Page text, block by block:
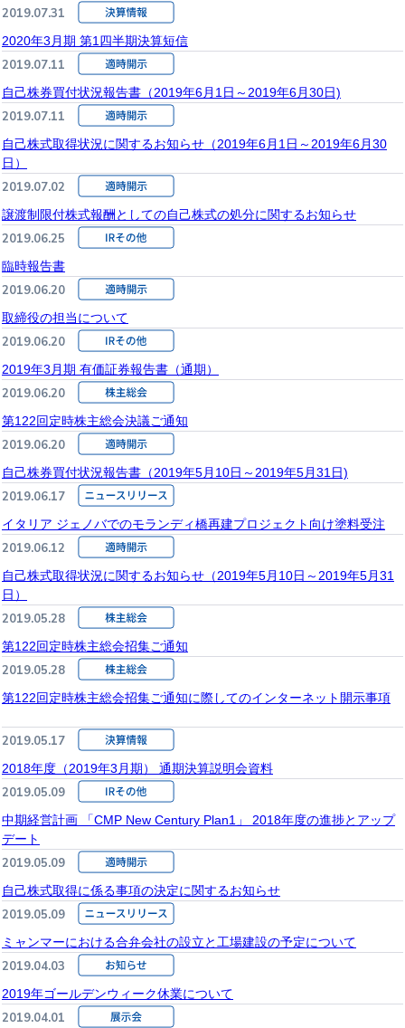
2019.07.31
2020年3月期 第1四半期決算短信
2019.07.11
自己株券買付状況報告書（2019年6月1日～2019年6月30日)
2019.07.11
自己株式取得状況に関するお知らせ（2019年6月1日～2019年6月30
日）
2019.07.02
譲渡制限付株式報酬としての自己株式の処分に関するお知らせ
2019.06.25
臨時報告書
2019.06.20
取締役の担当について
2019.06.20
2019年3月期 有価証券報告書（通期）
2019.06.20
第122回定時株主総会決議ご通知
2019.06.20
自己株券買付状況報告書（2019年5月10日～2019年5月31日)
2019.06.17
イタリア ジェノバでのモランディ橋再建プロジェクト向け塗料受注
2019.06.12
自己株式取得状況に関するお知らせ（2019年5月10日～2019年5月31
日）
2019.05.28
第122回定時株主総会招集ご通知
2019.05.28
第122回定時株主総会招集ご通知に際してのインターネット開示事項
2019.05.17
2018年度（2019年3月期） 通期決算説明会資料
2019.05.09
中期経営計画 「CMP New Century Plan1」 2018年度の進捗とアップ
デート
2019.05.09
自己株式取得に係る事項の決定に関するお知らせ
2019.05.09
ミャンマーにおける合弁会社の設立と工場建設の予定について
2019.04.03
2019年ゴールデンウィーク休業について
2019.04.01